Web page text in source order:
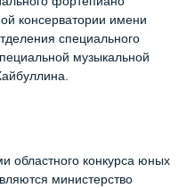
консерватории имени
специального
музыкальной
областного конкурса юных
министерство